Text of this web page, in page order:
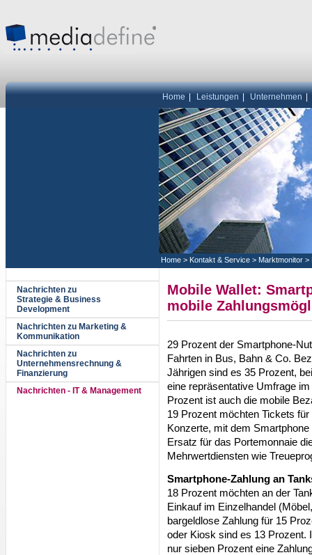
Home Leistungen Unternehmen
Home > Kontakt & Service > Marktmonitor >
Nachrichten zu
Strategie & Business
Development
Nachrichten zu Marketing &
Kommunikation
Nachrichten zu
Unternehmensrechnung &
Finanzierung
Nachrichten - IT & Management
Mobile Wallet:
mobile
29 Prozent der Smartphone-
Fahrten in Bus, Bahn & Co.
Jährigen sind es 35 Prozent,
eine repräsentative Umfrage
Prozent ist auch die mobile
19 Prozent möchten Tickets
Konzerte, mit dem
Ersatz für das Portemonnaie
Mehrwertdiensten wie
Smartphone-Zahlung an
18 Prozent möchten an der
Einkauf im Einzelhandel
bargeldlose Zahlung für 15
oder Kiosk sind es 13 Prozent.
nur sieben Prozent eine